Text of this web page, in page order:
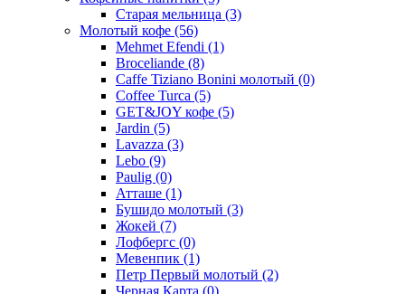
Старая мельница (3)
Молотый кофе (56)
Mehmet Efendi (1)
Broceliande (8)
Caffe Tiziano Bonini молотый (0)
Coffee Turca (5)
GET&JOY кофе (5)
Jardin (5)
Lavazza (3)
Lebo (9)
Paulig (0)
Атташе (1)
Бушидо молотый (3)
Жокей (7)
Лофбергс (0)
Мевенпик (1)
Петр Первый молотый (2)
Черная Карта (0)